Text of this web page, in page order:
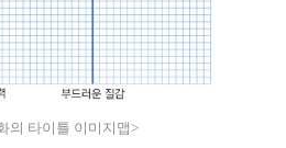
의 타이틀 이미지맵>